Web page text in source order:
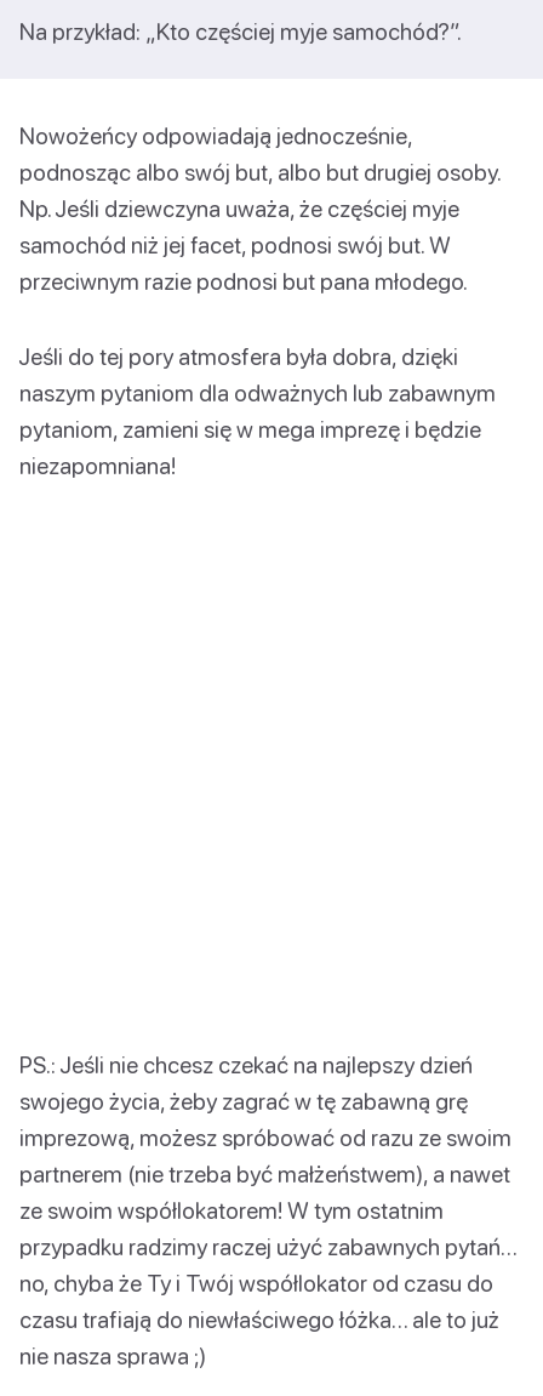
Na przykład: „Kto częściej myje samochód?”.
Nowożeńcy odpowiadają jednocześnie,
podnosząc albo swój but, albo but drugiej osoby.
Np. Jeśli dziewczyna uważa, że częściej myje
samochód niż jej facet, podnosi swój but. W
przeciwnym razie podnosi but pana młodego.
Jeśli do tej pory atmosfera była dobra, dzięki
naszym pytaniom dla odważnych lub zabawnym
pytaniom, zamieni się w mega imprezę i będzie
niezapomniana!
PS.: Jeśli nie chcesz czekać na najlepszy dzień
swojego życia, żeby zagrać w tę zabawną grę
imprezową, możesz spróbować od razu ze swoim
partnerem (nie trzeba być małżeństwem), a nawet
ze swoim współlokatorem! W tym ostatnim
przypadku radzimy raczej użyć zabawnych pytań…
no, chyba że Ty i Twój współlokator od czasu do
czasu trafiają do niewłaściwego łóżka… ale to już
nie nasza sprawa ;)